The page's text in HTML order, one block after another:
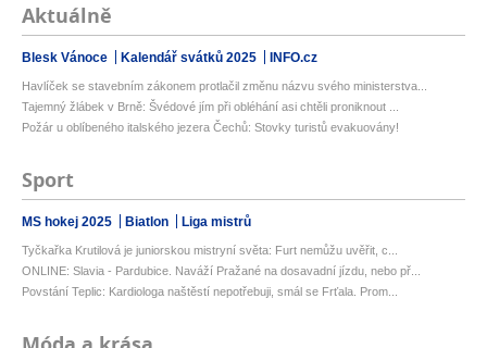
Aktuálně
Blesk Vánoce Kalendář svátků 2025 INFO.cz
Havlíček se stavebním zákonem protlačil změnu názvu svého ministerstva...
Tajemný žlábek v Brně: Švédové jím při obléhání asi chtěli proniknout ...
Požár u oblíbeného italského jezera Čechů: Stovky turistů evakuovány!
Sport
MS hokej 2025 Biatlon Liga mistrů
Tyčkařka Krutilová je juniorskou mistryní světa: Furt nemůžu uvěřit, c...
ONLINE: Slavia - Pardubice. Naváží Pražané na dosavadní jízdu, nebo př...
Povstání Teplic: Kardiologa naštěstí nepotřebuji, smál se Frťala. Prom...